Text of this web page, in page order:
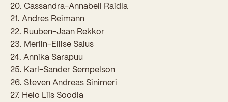
Rahvusvahelised projektid
Koolituskeskus
Õppemaks
Huvitegevus
20. Cassandra-Annabell Raidla
21. Andres Reimann
22. Ruuben-Jaan Rekkor
23. Merlin-Eliise Salus
24. Annika Sarapuu
25. Karl-Sander Sempelson
26. Steven Andreas Sinimeri
27. Helo Liis Soodla